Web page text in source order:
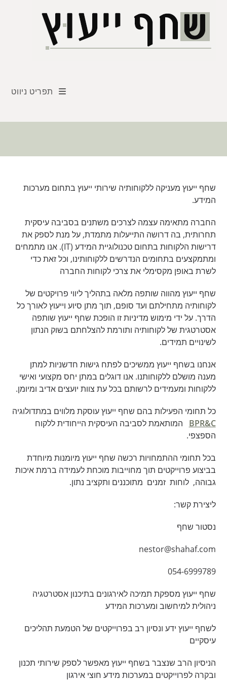
תפריט ניווט
שחף ייעוץ מעניקה ללקוחותיה שירותי ייעוץ בתחום מערכות
המידע.
החברה מתאימה עצמה לצרכים משתנים בסביבה עיסקית
תחרותית, בה דרושה התייעלות מתמדת, על מנת לספק את
דרישות הלקוחות בתחום טכנולוגיית המידע (IT). אנו מתמחים
ומתמקצעים בתחומים הנדרשים ללקוחותינו, וכל זאת כדי
לשרת באופן מקסימלי את צרכי לקוחות החברה
שחף ייעוץ מהווה שותפה מלאה בתהליך ליווי פרויקטים של
לקוחותיה מתחילתם ועד סופם, תוך מתן סיוע וייעוץ לאורך כל
הדרך. על ידי מימוש מדיניות זו הופכת שחף ייעוץ שותפה
אסטרטגית של לקוחותיה ותורמת להצלחתם בשוק הנתון
לשינויים תמידים.
אנחנו בשחף ייעוץ ממשיכים לפתח גישות חדשניות למתן
מענה מושלם ללקוחותנו. אנו דוגלים במתן יחס מקצועי ואישי
ללקוחות ומעמידים לרשותם בכל עת צוות יועצים אדיב ומיומן.
כל תחומי הפעילות בהם שחף ייעוץ עוסקת מלווים במתדולוגיה
BPR&C המותאמת לסביבה העיסקית הייחודית ללקוח
הספצפי.
בכל תחומי ההתמחויות רכשה שחף ייעוץ מיומנות מיוחדת
בביצוע פרוייקטים תוך מחוייבות מוכחת לעמידה ברמת איכות
גבוהה, לוחות זמנים מתוכננים ותקציב נתון.
ליצירת קשר:
נסטור שחף
nestor@shahaf.com
054-6999789
שחף ייעוץ מספקת תמיכה לאירגונים בתיכנון אסטרטגיה
ניהולית למיחשוב ומערכות המידע
לשחף ייעוץ ידע ונסיון רב בפרוייקטים של הטמעת תהליכים
עיסקיים
הניסיון הרב שנצבר בשחף ייעוץ מאפשר לספק שירותי תכנון
ובקרה לפרוייקטים במערכות מידע חוצי אירגון